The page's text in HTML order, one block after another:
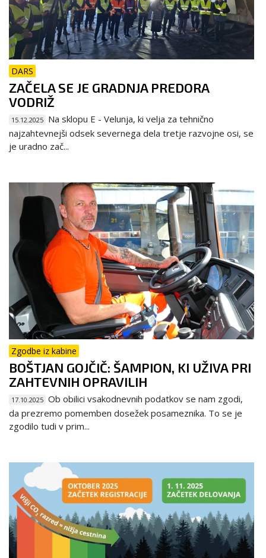
DARS
ZAČELA SE JE GRADNJA PREDORA
VODRIŽ
15.12.2025 Na sklopu E - Velunja, ki velja za tehnično
najzahtevnejši odsek severnega dela tretje razvojne osi, se
je uradno zač...
Zgodbe iz kabine
BOŠTJAN GOJČIČ: ŠAMPION, KI UŽIVA PRI
ZAHTEVNIH OPRAVILIH
17.10.2025 Ob obilici vsakodnevnih podatkov se nam zgodi,
da prezremo pomemben dosežek posameznika. To se je
zgodilo tudi v prim...